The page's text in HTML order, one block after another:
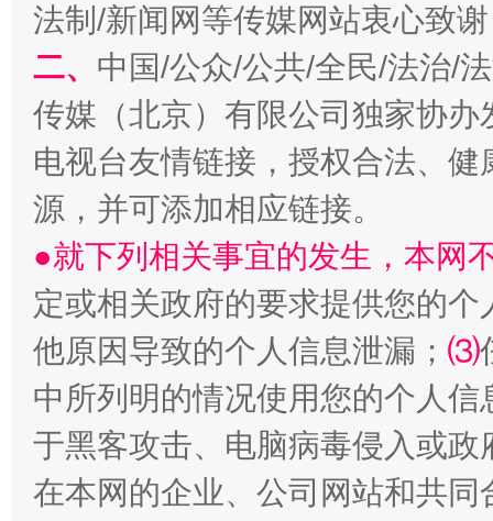
受贿1.44亿！段成刚被判无期 从幼
全民健身五年计划来了！等你上场
法制/新闻网等传媒网站衷心致
二、 中国/公众/公共/全民/法治/
传媒（北京）有限公司独家协
电视台友情链接，授权合法、
源，并可添加相应链接。
●就下列相关事宜的发生，本网
定或相关政府的要求提供您的个
他原因导致的个人信息泄漏； ⑶
中所列明的情况使用您的个人
于黑客攻击、电脑病毒侵入或
在本网的企业、公司网站和共